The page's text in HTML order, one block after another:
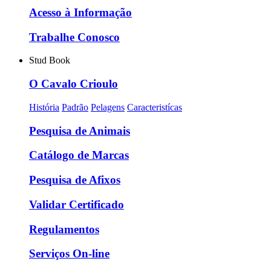
Acesso à Informação
Trabalhe Conosco
Stud Book
O Cavalo Crioulo
História Padrão Pelagens Caracteristícas
Pesquisa de Animais
Catálogo de Marcas
Pesquisa de Afixos
Validar Certificado
Regulamentos
Serviços On-line